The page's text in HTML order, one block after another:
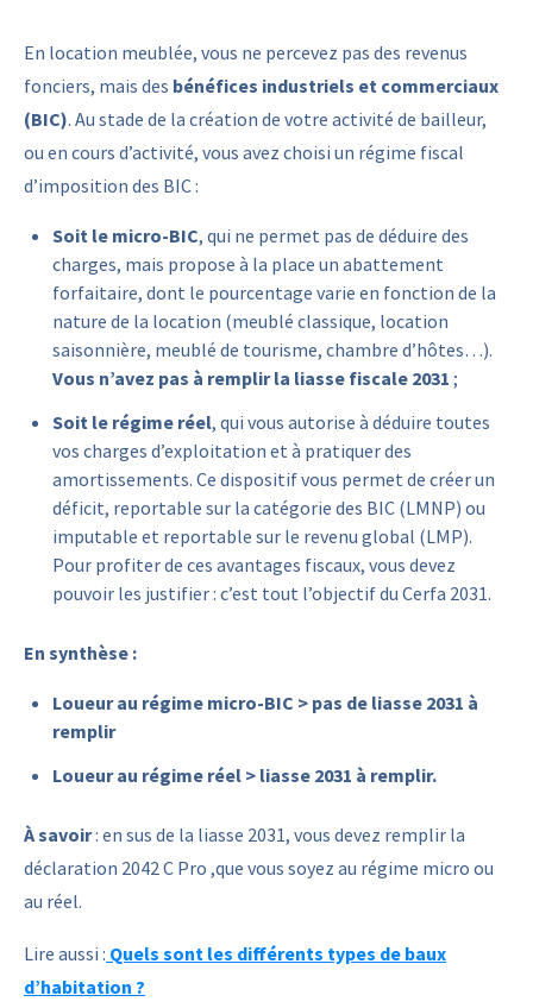
En location meublée, vous ne percevez pas des revenus
fonciers, mais des bénéfices industriels et commerciaux
(BIC). Au stade de la création de votre activité de bailleur,
ou en cours d’activité, vous avez choisi un régime fiscal
d’imposition des BIC :
Soit le micro-BIC, qui ne permet pas de déduire des
charges, mais propose à la place un abattement
forfaitaire, dont le pourcentage varie en fonction de la
nature de la location (meublé classique, location
saisonnière, meublé de tourisme, chambre d’hôtes…).
Vous n’avez pas à remplir la liasse fiscale 2031 ;
Soit le régime réel, qui vous autorise à déduire toutes
vos charges d’exploitation et à pratiquer des
amortissements. Ce dispositif vous permet de créer un
déficit, reportable sur la catégorie des BIC (LMNP) ou
imputable et reportable sur le revenu global (LMP).
Pour profiter de ces avantages fiscaux, vous devez
pouvoir les justifier : c’est tout l’objectif du Cerfa 2031.
En synthèse :
Loueur au régime micro-BIC > pas de liasse 2031 à
remplir
Loueur au régime réel > liasse 2031 à remplir.
À savoir: en sus de la liasse 2031, vous devez remplir la
déclaration 2042 C Pro ,que vous soyez au régime micro ou
au réel.
Lire aussi : Quels sont les différents types de baux
d’habitation ?